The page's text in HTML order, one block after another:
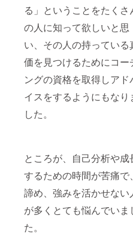
る」ということをたくさ
の人に知って欲しいと思
い、その人の持っている
価を見つけるためにコー
ングの資格を取得しアド
イスをするようにもなり
した。
ところが、自己分析や成
するための時間が苦痛で、
諦め、強みを活かせない
が多くとても悩んでいま
た。